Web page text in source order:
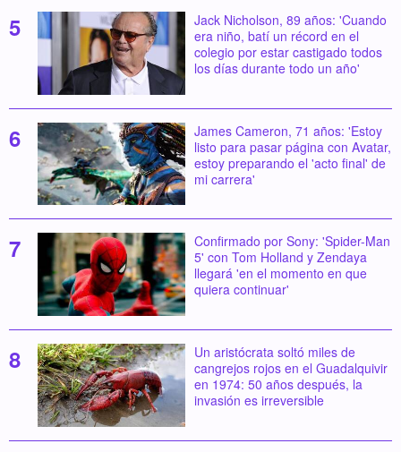
Jack Nicholson, 89 años: 'Cuando
era niño, batí un récord en el
colegio por estar castigado todos
los días durante todo un año'
James Cameron, 71 años: 'Estoy
listo para pasar página con Avatar,
estoy preparando el 'acto final' de
mi carrera'
Confirmado por Sony: 'Spider-Man
5' con Tom Holland y Zendaya
llegará 'en el momento en que
quiera continuar'
Un aristócrata soltó miles de
cangrejos rojos en el Guadalquivir
en 1974: 50 años después, la
invasión es irreversible